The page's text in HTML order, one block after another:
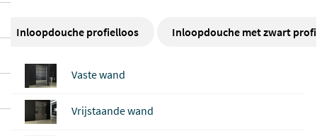
ent biedt een ruime keuze aan inloopdou
kende merken als Wiesbaden en Alvoro. H
elder glas, matglas of een model met draa
ibare zijwand: elk model is voorzien van e
enantikalkbehandeling
Inloopdouche profielloos Inloopdouche met zwart
Vaste wand
Vrijstaande wand